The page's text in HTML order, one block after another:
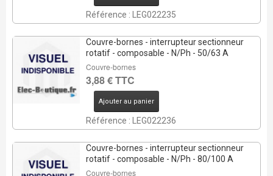
Référence : LEG022235
Couvre-bornes - interrupteur sectionneur
rotatif - composable - N/Ph - 50/63 A
Couvre-bornes
3,88 € TTC
Ajouter au panier
Référence : LEG022236
Couvre-bornes - interrupteur sectionneur
rotatif - composable - N/Ph - 80/100 A
Couvre-bornes